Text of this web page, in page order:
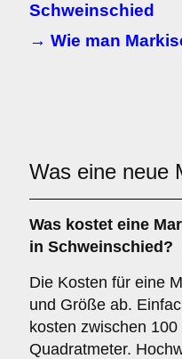
Schweinschied
→ Wie man
Was eine neue
Was kostet eine
in Schweinschied?
Die Kosten für eine
und Größe ab.
kosten zwischen
Quadratmeter.